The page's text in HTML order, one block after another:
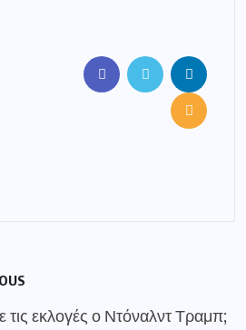
τις εκλογές ο Ντόναλντ Τραμπ;